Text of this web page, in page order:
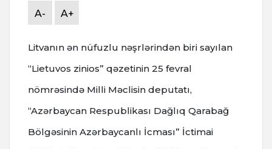
A- A+
Litvanın ən nüfuzlu nəşrlərindən biri sayılan
“Lietuvos zinios” qəzetinin 25 fevral
nömrəsində Milli Məclisin deputatı,
“Azərbaycan Respublikası Dağlıq Qarabağ
Bölgəsinin Azərbaycanlı İcması” İctimai